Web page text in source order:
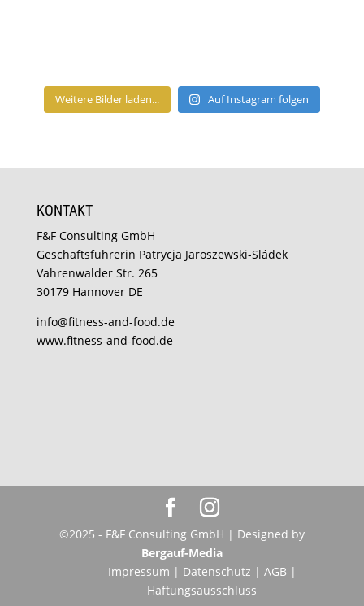
Weitere Bilder laden... Auf Instagram folgen
KONTAKT
F&F Consulting GmbH
Geschäftsführerin Patrycja Jaroszewski-Sládek
Vahrenwalder Str. 265
30179 Hannover DE
info@fitness-and-food.de
www.fitness-and-food.de
©2025 - F&F Consulting GmbH | Designed by
Bergauf-Media
Impressum | Datenschutz | AGB |
Haftungsausschluss